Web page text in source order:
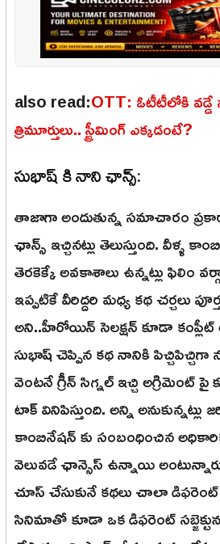
also read:OTT: ఓటీటీలోకి వడ్డే
త్రిమూర్తులు.. స్ట్రీమింగ్ ఎక్కడంటే?
సుభాష్ కి నాని ఛాన్స్:
తాజాగా అందుతున్న సమాచారం
ఛాన్స్ ఇచ్చినట్లు తెలుస్తుంది. వీళ్ళ
తెరకెక్కే అవకాశాలు ఉన్నట్లు ఫిలిం
ఇప్పటికే వీరిద్దరి మధ్య కథ చర్చలు
అని..హీరోయిన్ సెలక్షన్ కూడా
సుభాష్ చెప్పిన కథ నానికి పిచ్చిపిచ్చిగా
వెంటనే గ్రీన్ సిగ్నల్ ఇచ్చి అగ్రిమెంట్
టాక్ వినిపిస్తుంది. అన్ని అనుకున్నట్లు
కాంబినేషన్ కు సంబంధించిన
వెలువడే ఛాన్సెస్ ఉన్నాయి
చూస్ చేసుకునే కథలు చాలా
సినిమాతో కూడా ఒక డిఫరెంట్